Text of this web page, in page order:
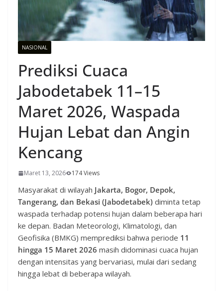
NASIONAL
Prediksi Cuaca
Jabodetabek 11–15
Maret 2026, Waspada
Hujan Lebat dan Angin
Kencang
Maret 13, 2026 174 Views
Masyarakat di wilayah Jakarta, Bogor, Depok,
Tangerang, dan Bekasi (Jabodetabek) diminta tetap
waspada terhadap potensi hujan dalam beberapa hari
ke depan. Badan Meteorologi, Klimatologi, dan
Geofisika (BMKG) memprediksi bahwa periode 11
hingga 15 Maret 2026 masih didominasi cuaca hujan
dengan intensitas yang bervariasi, mulai dari sedang
hingga lebat di beberapa wilayah.